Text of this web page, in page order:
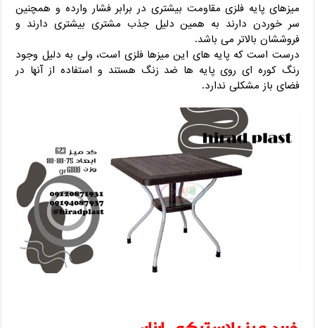
میزهای پایه فلزی مقاومت بیشتری در برابر فشار وارده و همچنین
سر خوردن دارند به همین دلیل جذب مشتری بیشتری دارند و
فروششان بالاتر می باشد.
درست است که پایه های این میزها فلزی است، ولی به دلیل وجود
رنگ کوره ای روی پایه ها ضد زنگ هستند و استفاده از آنها در
فضای باز مشکلی ندارد.